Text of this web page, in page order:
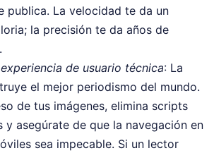
publica. La velocidad te da un
la precisión te da años de
de usuario técnica: La
el mejor periodismo del mundo.
de tus imágenes, elimina scripts
y asegúrate de que la navegación en
sea impecable. Si un lector